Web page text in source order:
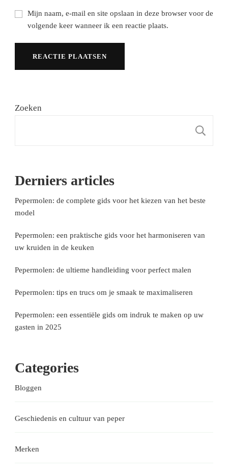
Mijn naam, e-mail en site opslaan in deze browser voor de
volgende keer wanneer ik een reactie plaats.
Zoeken
Derniers articles
Pepermolen: de complete gids voor het kiezen van het beste
model
Pepermolen: een praktische gids voor het harmoniseren van
uw kruiden in de keuken
Pepermolen: de ultieme handleiding voor perfect malen
Pepermolen: tips en trucs om je smaak te maximaliseren
Pepermolen: een essentiële gids om indruk te maken op uw
gasten in 2025
Categories
Bloggen
Geschiedenis en cultuur van peper
Merken